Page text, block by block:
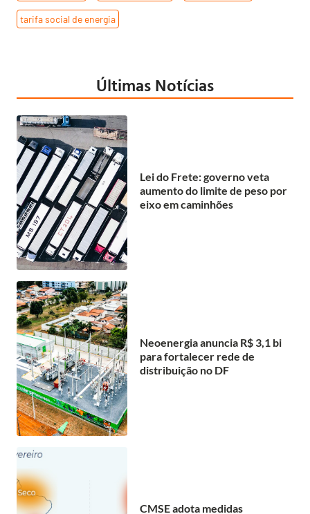
tarifa social de energia
Últimas Notícias
Lei do Frete: governo veta
aumento do limite de peso por
eixo em caminhões
Neoenergia anuncia R$ 3,1 bi
para fortalecer rede de
distribuição no DF
CMSE adota medidas